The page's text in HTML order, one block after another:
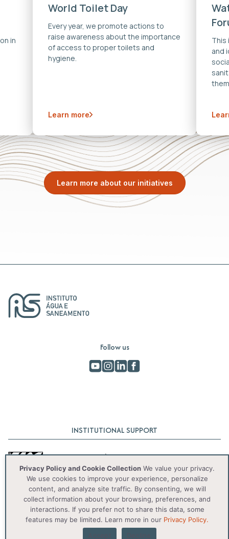
in
World Toilet Day
Every year, we promote actions to
raise awareness about the importance
of access to proper toilets and
hygiene.
Learn more
This
and
Learn more about our initiatives
Follow us
INSTITUTIONAL SUPPORT
© 2025 IAS. Todos os direitos reservados.
Privacy Policy and Cookie Collection We value your privacy.
We use cookies to improve your experience, personalize
content, and analyze site traffic. By consenting, we will
collect information about your browsing, preferences, and
interactions. If you prefer not to share this data, some
features may be limited. Learn more in our Privacy Policy.